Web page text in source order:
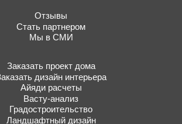
Отзывы
Стать партнером
Мы в СМИ
Заказать проект дома
дизайн интерьера
Айяди расчеты
Васту-анализ
Градостроительство
Ландшафтный дизайн